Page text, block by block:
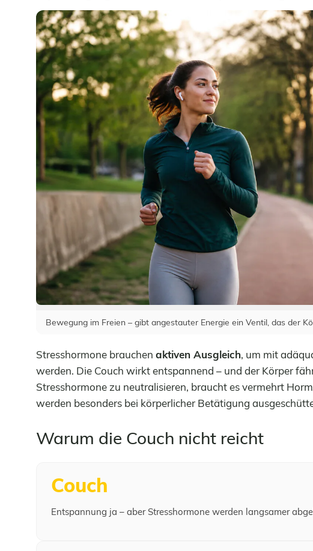
Bewegung im Freien – gibt angestauter Energie ein Ventil, das der
Stresshormone brauchen aktiven Ausgleich, um mit
werden. Die Couch wirkt entspannend – und der Körper
Stresshormone zu neutralisieren, braucht es vermehrt
werden besonders bei körperlicher Betätigung
Warum die Couch nicht reicht
Couch
Entspannung ja – aber Stresshormone werden langsamer